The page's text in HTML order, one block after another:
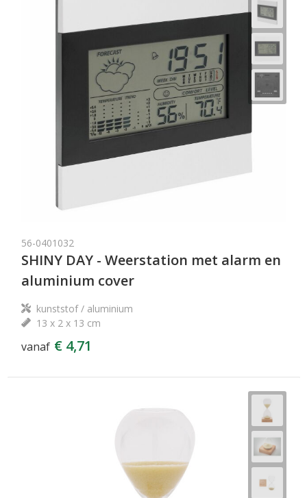
56-0401032
SHINY DAY - Weerstation met alarm en
aluminium cover
kunststof / aluminium
13 x 2 x 13 cm
vanaf € 4,71